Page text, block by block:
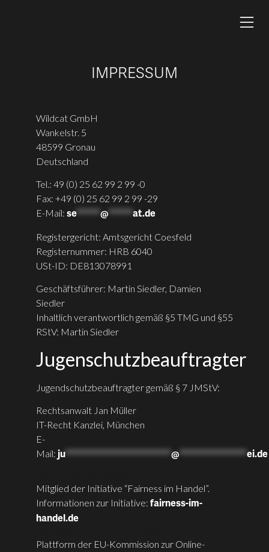
IMPRESSUM
Wildcat GmbH
Wankelstr. 5
48599 Gronau
Deutschland
Tel.: 49 (0) 25 62 99 2 99 -0
Fax: +49 (0) 25 62 99 2 99 -29
E-Mail: se*****@*****at.de
Registergericht: Amtsgericht Coesfeld
Registernummer: HRB 6040
USt-ID: DE813078991
Geschäftsführer: Martin Siedler, Damien
Siedler
Inhaltlich verantwortlich gemäß §5 TMG und §55
RStV: Martin Siedler
Jugenschutzbeauftragter
Jugendschutzbeauftragter gemäß § 7 JMStV:
Rechtsanwalt Jan Müller
IT-Recht Kanzlei, München
E-
Mail: ju**********************@**************ei.de
Mitglied der Initiative “Fairness im Handel”.
Informationen zur Initiative: fairness-im-
handel.de
Plattform der EU-Kommission zur Online-